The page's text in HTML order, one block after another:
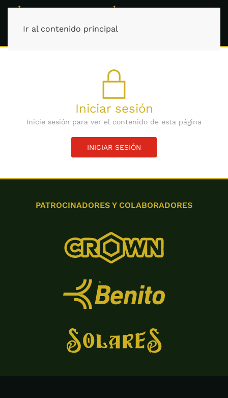
Ir al contenido principal
Iniciar sesión
Inicie sesión para ver el contenido de esta página
INICIAR SESIÓN
PATROCINADORES Y COLABORADORES